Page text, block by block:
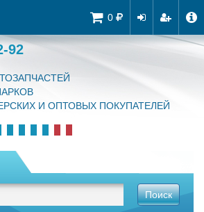
0
92
И ОПТОВЫХ ПОКУПАТЕЛЕЙ
Поиск